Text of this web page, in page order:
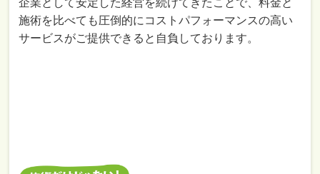
施術を比べても圧倒的にコストパフォーマンスの高い
サービスがご提供できると自負しております。